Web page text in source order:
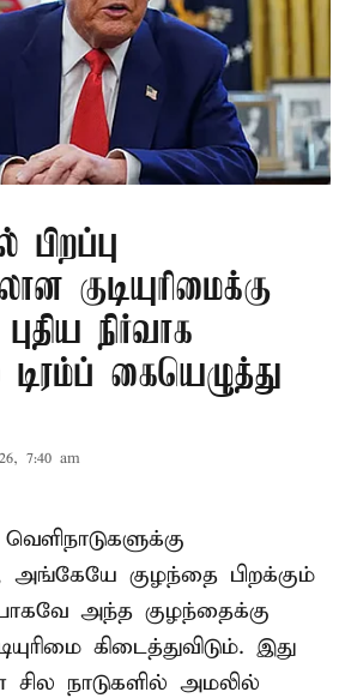
பிறப்பு
குடியுரிமைக்கு
நிர்வாக
டிரம்ப் கையெழுத்து
7:40 am
அங்கேயே குழந்தை பிறக்கும்
அந்த குழந்தைக்கு
கிடைத்துவிடும். இது
நாடுகளில் அமலில்